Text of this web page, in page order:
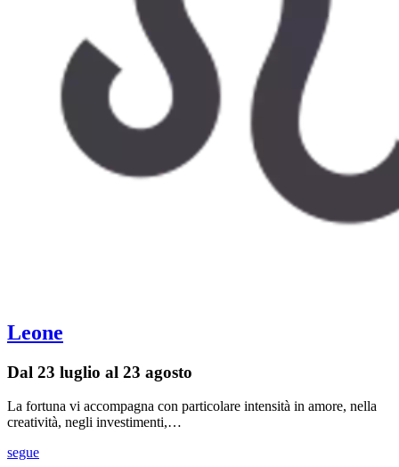
Leone
Dal 23 luglio al 23 agosto
La fortuna vi accompagna con particolare intensità in amore, nella
creatività, negli investimenti,…
segue